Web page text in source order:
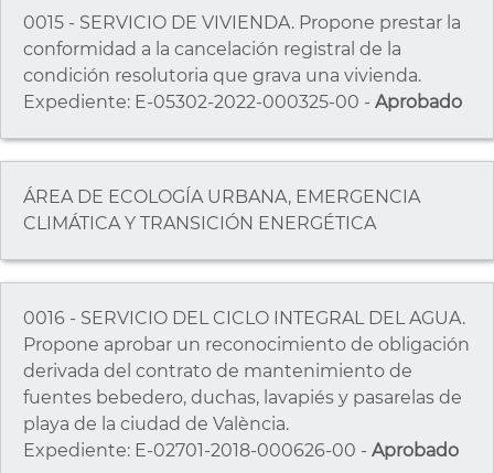
0015 - SERVICIO DE VIVIENDA. Propone prestar la
conformidad a la cancelación registral de la
condición resolutoria que grava una vivienda.
Expediente: E-05302-2022-000325-00 - Aprobado
ÁREA DE ECOLOGÍA URBANA, EMERGENCIA
CLIMÁTICA Y TRANSICIÓN ENERGÉTICA
0016 - SERVICIO DEL CICLO INTEGRAL DEL AGUA.
Propone aprobar un reconocimiento de obligación
derivada del contrato de mantenimiento de
fuentes bebedero, duchas, lavapiés y pasarelas de
playa de la ciudad de València.
Expediente: E-02701-2018-000626-00 - Aprobado